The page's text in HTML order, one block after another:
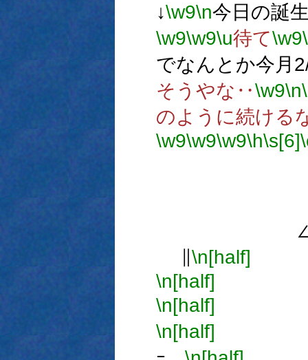
↓\w9\n今日の誕
\w9\w9\u待て\w9
でなんとか今月
そうやな‥\w9\n
のように続ける
\w9\w9\w9\h\s[6]
∠
\n[half]
\n[half]
\n[half]
\n[half]